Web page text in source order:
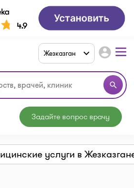
search
Жезказган account_circle
Задайте вопрос врачу
услуги в